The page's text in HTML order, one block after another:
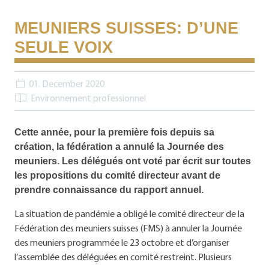
MEUNIERS SUISSES: D’UNE
SEULE VOIX
01. December 2020
Environnement professionnel
Cette année, pour la première fois depuis sa
création, la fédération a annulé la Journée des
meuniers. Les délégués ont voté par écrit sur toutes
les propositions du comité directeur avant de
prendre connaissance du rapport annuel.
La situation de pandémie a obligé le comité directeur de la
Fédération des meuniers suisses (FMS) à annuler la Journée
des meuniers programmée le 23 octobre et d’organiser
l’assemblée des déléguées en comité restreint. Plusieurs